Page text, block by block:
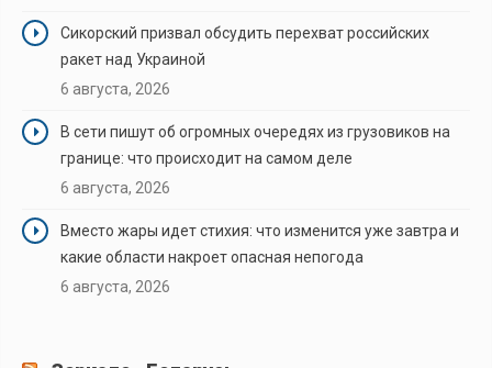
Сикорский призвал обсудить перехват российских
ракет над Украиной
6 августа, 2026
В сети пишут об огромных очередях из грузовиков на
границе: что происходит на самом деле
6 августа, 2026
Вместо жары идет стихия: что изменится уже завтра и
какие области накроет опасная непогода
6 августа, 2026